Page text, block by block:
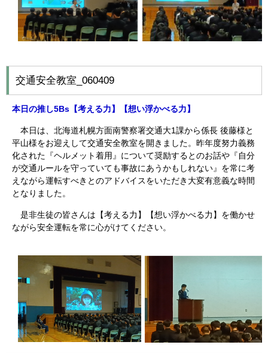
交通安全教室_060409
本日の推し5Bs【考える力】【想い浮かべる力】
本日は、北海道札幌方面南警察署交通大1課から係長 後藤様と
平山様をお迎えして交通安全教室を開きました。昨年度努力義務
化された『ヘルメット着用』について奨励するとのお話や『自分
が交通ルールを守っていても事故にあうかもしれない』を常に考
えながら運転すべきとのアドバイスをいただき大変有意義な時間
となりました。
是非生徒の皆さんは【考える力】【想い浮かべる力】を働かせ
ながら安全運転を常に心がけてください。